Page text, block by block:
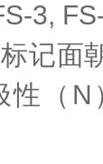
3,
记面
性（